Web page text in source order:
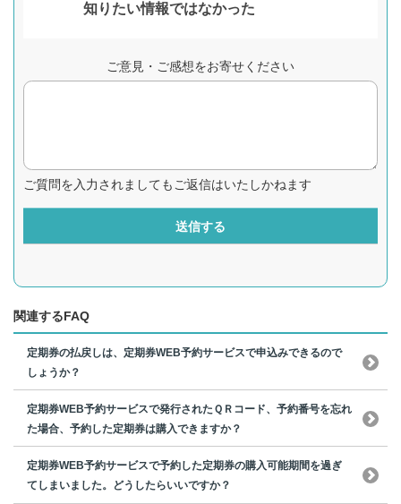
知りたい情報ではなかった
ご意見・ご感想をお寄せください
ご質問を入力されましてもご返信はいたしかねます
送信する
関連するFAQ
定期券の払戻しは、定期券WEB予約サービスで申込みできるので
しょうか？
定期券WEB予約サービスで発行されたＱＲコード、予約番号を忘れ
た場合、予約した定期券は購入できますか？
定期券WEB予約サービスで予約した定期券の購入可能期間を過ぎ
てしまいました。どうしたらいいですか？